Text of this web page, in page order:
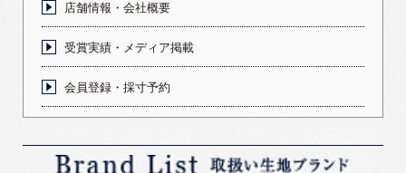
店舗情報・会社概要
受賞実績・メディア掲載
会員登録・採寸予約